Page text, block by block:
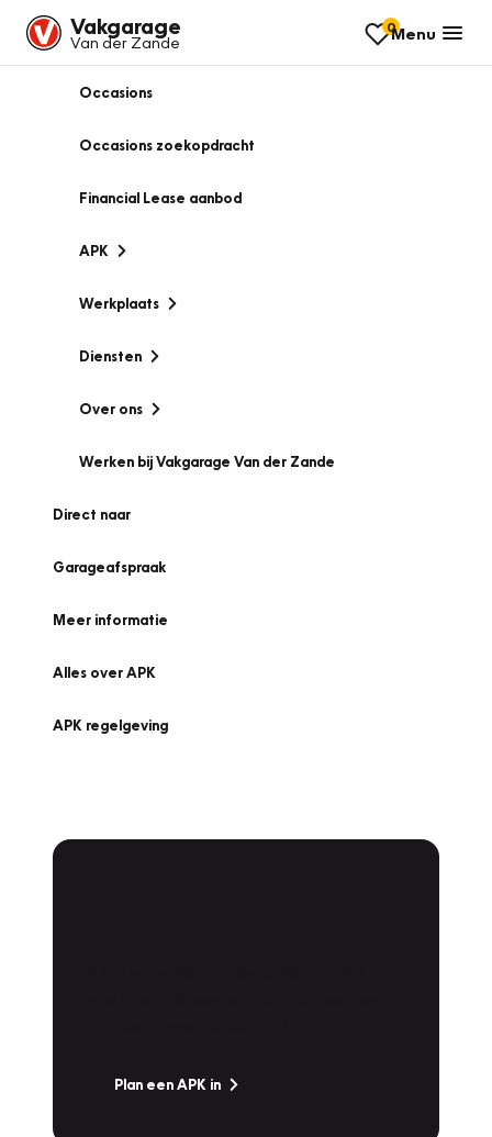
Vakgarage
Van der Zande
0Menu
Occasions
Occasions zoekopdracht
Financial Lease aanbod
APK
Werkplaats
Diensten
Over ons
Werken bij Vakgarage Van der Zande
Direct naar
Garageafspraak
Meer informatie
Alles over APK
APK regelgeving
Plan een APK in